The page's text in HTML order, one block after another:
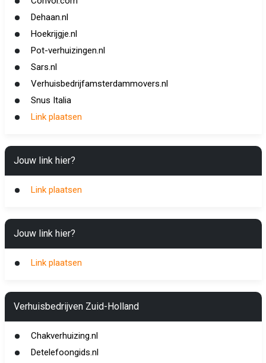
Dehaan.nl
Hoekrijgje.nl
Pot-verhuizingen.nl
Sars.nl
Verhuisbedrijfamsterdammovers.nl
Snus Italia
Link plaatsen
Jouw link hier?
Link plaatsen
Jouw link hier?
Link plaatsen
Verhuisbedrijven Zuid-Holland
Chakverhuizing.nl
Detelefoongids.nl